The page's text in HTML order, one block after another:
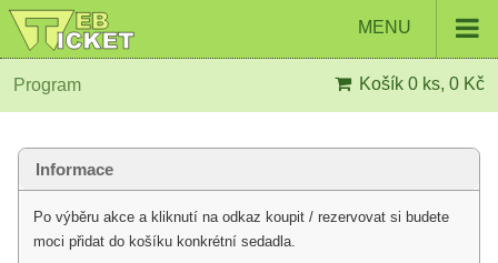
MENU
Program Košík 0 ks, 0 Kč
Informace
Po výběru akce a kliknutí na odkaz koupit / rezervovat si budete
moci přidat do košíku konkrétní sedadla.